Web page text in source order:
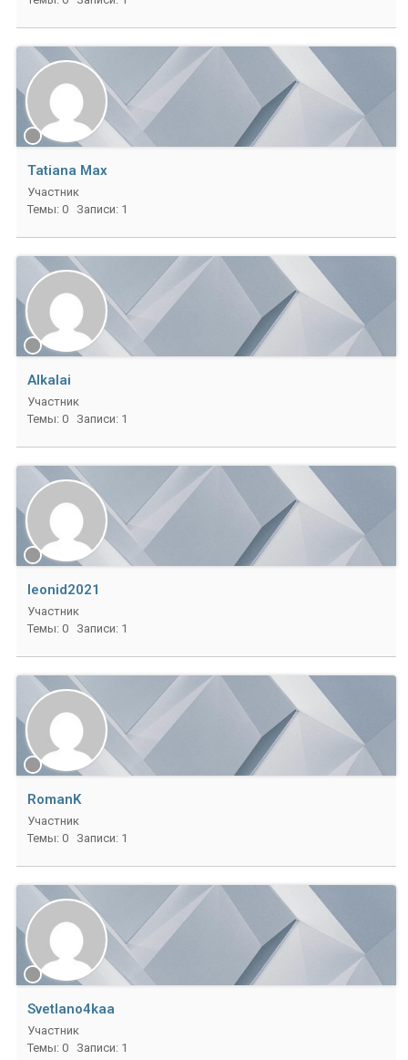
Tatiana Max
Участник
Темы: 0
Записи: 1
Alkalai
Участник
Темы: 0
Записи: 1
leonid2021
Участник
Темы: 0
Записи: 1
RomanK
Участник
Темы: 0
Записи: 1
Svetlano4kaa
Участник
Темы: 0
Записи: 1